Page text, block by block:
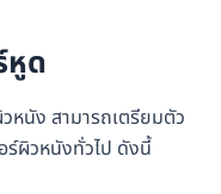
หูด
หนัง สามารถเตรียมตัว
ร์ผิวหนังทั่วไป ดังนี้